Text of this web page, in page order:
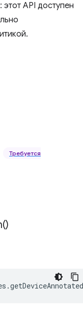
API доступен
Требуется
)
.